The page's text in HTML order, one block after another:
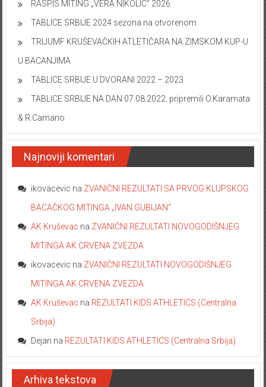
RASPIS MITING „VERA NIKOLIC“ 2026
TABLICE SRBIJE 2024 sezona na otvorenom
TRIJUMF KRUŠEVAČKIH ATLETIČARA NA ZIMSKOM KUP-U
U BACANJIMA
TABLICE SRBIJE U DVORANI 2022 – 2023
TABLICE SRBIJE NA DAN 07.08.2022. pripremili O.Karamata
& R.Camano
Najnoviji komentari
ikovacevic na ZVANIČNI REZULTATI SA PRVOG KLUPSKOG
BACAČKOG MITINGA „IVAN GUBIJAN“
AK Kruševac na ZVANIČNI REZULTATI NOVOGODIŠNJEG
MITINGA AK CRVENA ZVEZDA
ikovacevic na ZVANIČNI REZULTATI NOVOGODIŠNJEG
MITINGA AK CRVENA ZVEZDA
AK Kruševac na REZULTATI KIDS ATHLETICS (Centralna
Srbija)
Dejan na REZULTATI KIDS ATHLETICS (Centralna Srbija)
Arhiva tekstova